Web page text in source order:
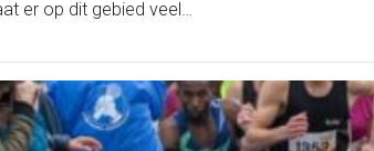
er op dit gebied veel…